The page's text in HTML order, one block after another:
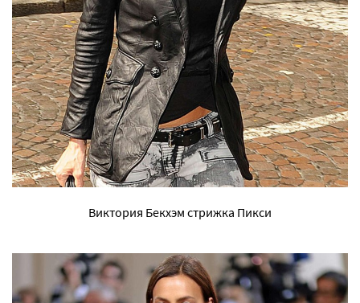
Виктория Бекхэм стрижка Пикси